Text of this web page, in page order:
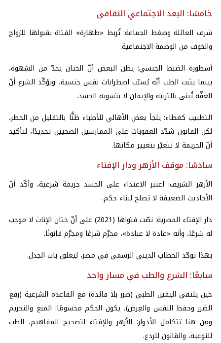
خامسًا: البعد الاجتماعي الثقافى
شرف العائلة وضغط الجماعة: تُربط «طهارة» الفتاة بقبولها للزواج
والخوف من الوصمة الاجتماعية.
أسطورة الضبط الجنسي: يظن البعض أنّ الختان يحدّ من الشهوة،
بينما يثبت الطب أنّه يُسبّب اضطرابات نفس جنسية، ويؤكّد الشرع أنّ
العفّة تُبنى بالتربية والإيمان لا بتشويه الجسد.
التطبيب كغطاء: يلجأ بعض الأهالي للأطباء ظنًّا بالتقليل من الخطر،
لكن القانون شدّد العقوبات على الممارسين الصحيين تحديدًا، لتأكيد
أنّ الجريمة لا تتغيّر بتغيير مكانها.
سادسًا: موقف الأزهر ودار الإفتاء
الأزهر الشريف: اعتبر الاعتداء على الجسد جريمة شرعية، وأكّد أنّ
الأحاديث الضعيفة لا تصلح لبناء حكم.
دار الإفتاء المصرية: نصّت فتواها (2021) على أنّ ختان الإناث لا موجب
له شرعًا، وأنه «عادة لا عبادة»، محرَّم شرعًا ومجرَّم قانونًا.
بهذا توحّد الخطاب الديني الرسمي في مصر، ليغلق باب الجدل.
سابعًا: الشرع والطب في مسار واحد
حين يلتقي اليقين الطبي (ضرر بلا فائدة) مع القاعدة الشرعية (رفع
الضرر وحفظ النفس والعِرض)، يكون الحكم محسومًا: المنع والتحريم
ومن هنا تتكامل الأدوار: الأزهر والإفتاء لتصحيح المفاهيم، الطب
للتوعية، والقانون للردع.